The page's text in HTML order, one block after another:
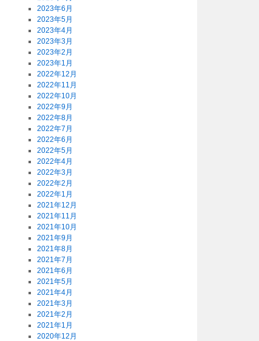
2023年6月
2023年5月
2023年4月
2023年3月
2023年2月
2023年1月
2022年12月
2022年11月
2022年10月
2022年9月
2022年8月
2022年7月
2022年6月
2022年5月
2022年4月
2022年3月
2022年2月
2022年1月
2021年12月
2021年11月
2021年10月
2021年9月
2021年8月
2021年7月
2021年6月
2021年5月
2021年4月
2021年3月
2021年2月
2021年1月
2020年12月